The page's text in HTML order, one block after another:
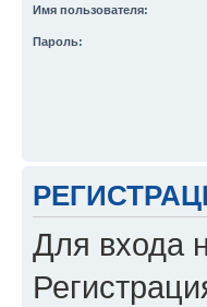
Имя пользователя:
Пароль:
Для входа